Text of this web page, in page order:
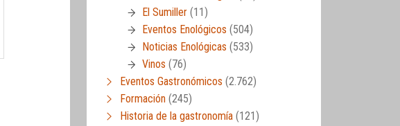
El Sumiller (11)
Eventos Enológicos (504)
Noticias Enológicas (533)
Vinos (76)
Eventos Gastronómicos (2.762)
Formación (245)
Historia de la gastronomía (121)